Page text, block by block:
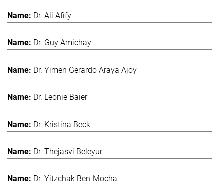
Dr. Ali Afify
Dr. Guy Amichay
Dr. Yimen Gerardo Araya Ajoy
Dr. Leonie Baier
Dr. Kristina Beck
Dr. Thejasvi Beleyur
Dr. Yitzchak Ben-Mocha